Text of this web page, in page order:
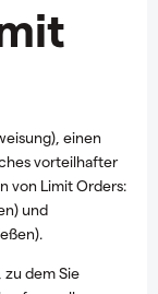
einen
vorteilhafter
von Limit Orders:
und
zu dem Sie